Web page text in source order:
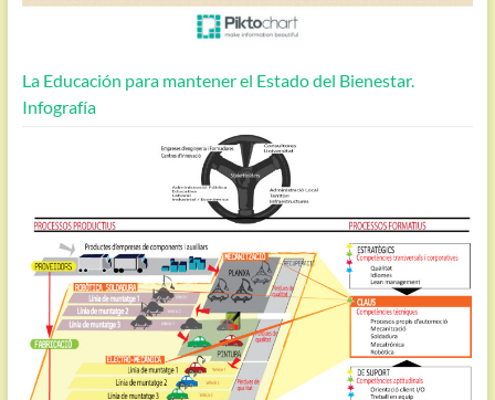
La Educación para mantener el Estado del Bienestar.
Infografía